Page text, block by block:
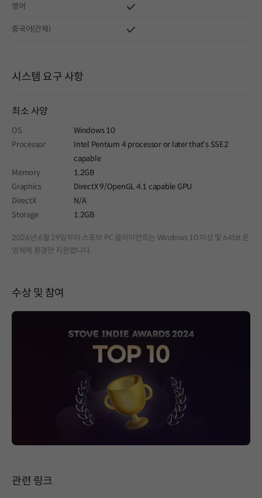
영어
중국어(간체)
시스템 요구 사항
최소 사양
OS
Windows 10
Processor
Intel Pentium 4 processor or later that's SSE2
capable
Memory
1.2GB
Graphics
DirectX 9/OpenGL 4.1 capable GPU
DirectX
N/A
Storage
1.2GB
2026년 6월 29일부터 스토브 PC 클라이언트는 Windows 10 이상 및 64bit 운
영체제 환경만 지원합니다.
수상 및 참여
페이지 이동
관련 링크